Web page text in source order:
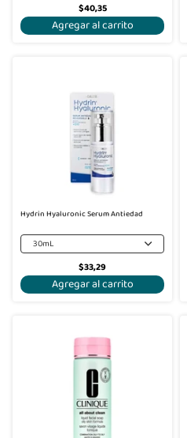
$40,35
Agregar al carrito
Hydrin Hyaluronic Serum Antiedad
30mL
$33,29
Agregar al carrito